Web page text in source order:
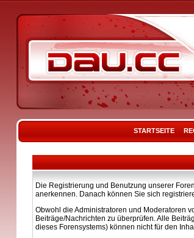
STARTSEITE
Die Registrierung und Benutzung unserer
anerkennen. Danach können Sie sich
Obwohl die Administratoren und Moderatoren
Beiträge/Nachrichten zu überprüfen. Alle
dieses Forensystems) können nicht für den